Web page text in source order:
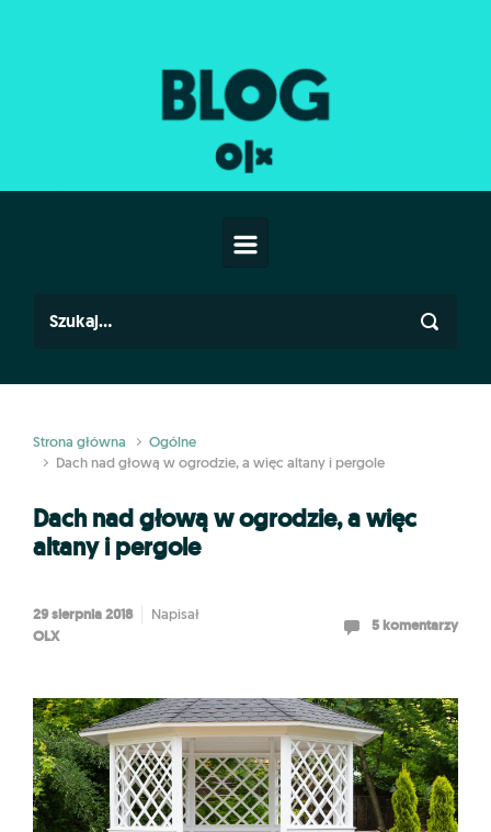
Strona główna
Ogólne
Dach nad głową w ogrodzie, a więc altany i pergole
Dach nad głową w ogrodzie, a więc
altany i pergole
29 sierpnia 2018 Napisał
OLX
5 komentarzy